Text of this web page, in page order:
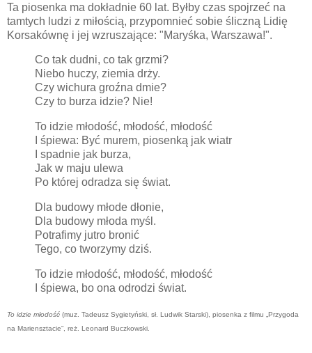
Ta piosenka ma dokładnie 60 lat. Byłby czas spojrzeć na
tamtych ludzi z miłością, przypomnieć sobie śliczną Lidię
Korsakównę i jej wzruszające: "Maryśka, Warszawa!".
Co tak dudni, co tak grzmi?
Niebo huczy, ziemia drży.
Czy wichura groźna dmie?
Czy to burza idzie? Nie!
To idzie młodość, młodość, młodość
I śpiewa: Być murem, piosenką jak wiatr
I spadnie jak burza,
Jak w maju ulewa
Po której odradza się świat.
Dla budowy młode dłonie,
Dla budowy młoda myśl.
Potrafimy jutro bronić
Tego, co tworzymy dziś.
To idzie młodość, młodość, młodość
I śpiewa, bo ona odrodzi świat.
To idzie młodość (muz. Tadeusz Sygietyński, sł. Ludwik Starski), piosenka z filmu „Przygoda
na Mariensztacie”, reż. Leonard Buczkowski.